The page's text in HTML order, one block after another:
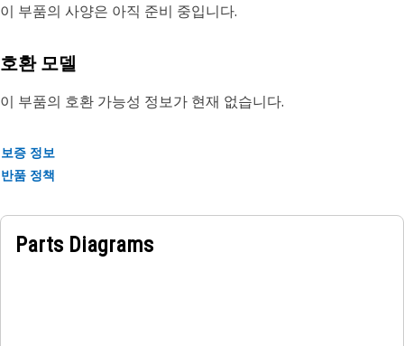
이 부품의 사양은 아직 준비 중입니다.
호환 모델
이 부품의 호환 가능성 정보가 현재 없습니다.
보증 정보
반품 정책
Parts Diagrams